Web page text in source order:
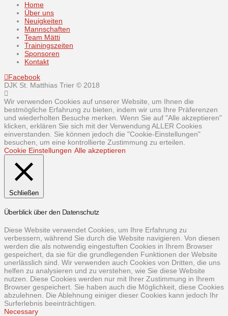
Home
Über uns
Neuigkeiten
Mannschaften
Team Mätti
Trainingszeiten
Sponsoren
Kontakt
Facebook
DJK St. Matthias Trier © 2018
Wir verwenden Cookies auf unserer Website, um Ihnen die
bestmögliche Erfahrung zu bieten, indem wir uns Ihre Präferenzen
und wiederholten Besuche merken. Wenn Sie auf "Alle akzeptieren"
klicken, erklären Sie sich mit der Verwendung ALLER Cookies
einverstanden. Sie können jedoch die "Cookie-Einstellungen"
besuchen, um eine kontrollierte Zustimmung zu erteilen.
Cookie Einstellungen Alle akzeptieren
Schließen
Überblick über den Datenschutz
Diese Website verwendet Cookies, um Ihre Erfahrung zu
verbessern, während Sie durch die Website navigieren. Von diesen
werden die als notwendig eingestuften Cookies in Ihrem Browser
gespeichert, da sie für die grundlegenden Funktionen der Website
unerlässlich sind. Wir verwenden auch Cookies von Dritten, die uns
helfen zu analysieren und zu verstehen, wie Sie diese Website
nutzen. Diese Cookies werden nur mit Ihrer Zustimmung in Ihrem
Browser gespeichert. Sie haben auch die Möglichkeit, diese Cookies
abzulehnen. Die Ablehnung einiger dieser Cookies kann jedoch Ihr
Surferlebnis beeinträchtigen.
Necessary